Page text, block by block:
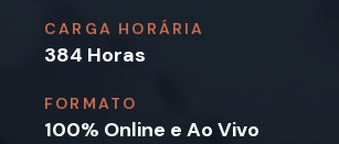
CARGA HORÁRIA
384 Horas
FORMATO
100% Online e Ao Vivo